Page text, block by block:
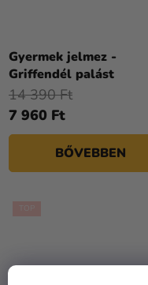
Gyermek jelmez -
Griffendél palást
7 960 Ft
14 390 Ft
BŐVEBBEN